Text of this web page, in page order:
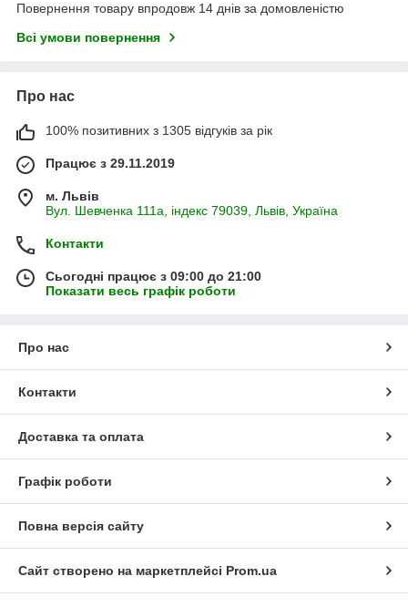
Повернення товару впродовж 14 днів за домовленістю
Всі умови повернення
Про нас
100% позитивних з 1305 відгуків за рік
Працює з 29.11.2019
м. Львів
Вул. Шевченка 111а, індекс 79039, Львів, Україна
Контакти
Сьогодні працює з 09:00 до 21:00
Показати весь графік роботи
Про нас
Контакти
Доставка та оплата
Графік роботи
Повна версія сайту
Сайт створено на маркетплейсі Prom.ua